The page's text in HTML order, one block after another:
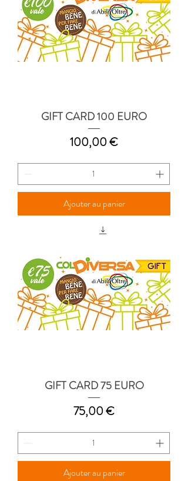
GIFT CARD 100 EURO
Prix
100,00 €
Ajouter au panier
GIFT CARD 75 EURO
Prix
75,00 €
Ajouter au panier